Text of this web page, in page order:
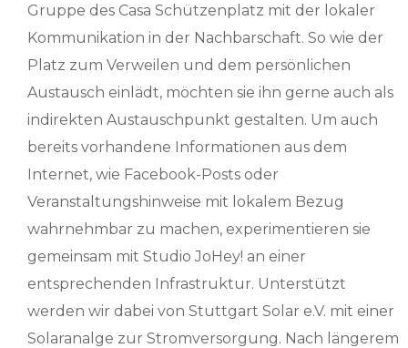
Gruppe des Casa Schützenplatz mit der lokaler
Kommunikation in der Nachbarschaft. So wie der
Platz zum Verweilen und dem persönlichen
Austausch einlädt, möchten sie ihn gerne auch als
indirekten Austauschpunkt gestalten. Um auch
bereits vorhandene Informationen aus dem
Internet, wie Facebook-Posts oder
Veranstaltungshinweise mit lokalem Bezug
wahrnehmbar zu machen, experimentieren sie
gemeinsam mit Studio JoHey! an einer
entsprechenden Infrastruktur. Unterstützt
werden wir dabei von Stuttgart Solar e.V. mit einer
Solaranalge zur Stromversorgung. Nach längerem